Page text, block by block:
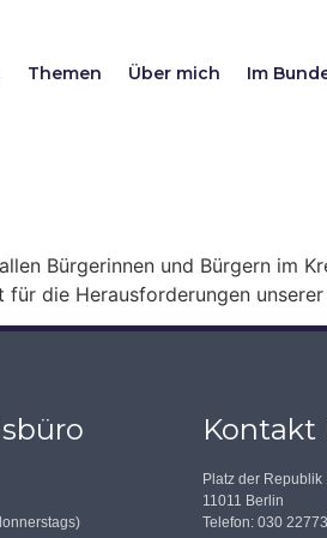
Themen Über mich Im
Bürgerinnen und Bürgern im
die Herausforderungen
Kontakt
Platz der Republik
11011 Berlin
Telefon: 030